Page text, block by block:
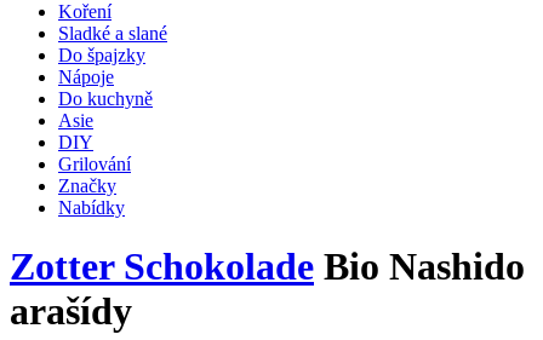
Koření
Sladké a slané
Do špajzky
Nápoje
Do kuchyně
Asie
DIY
Grilování
Značky
Nabídky
Zotter Schokolade Bio Nashido
arašídy